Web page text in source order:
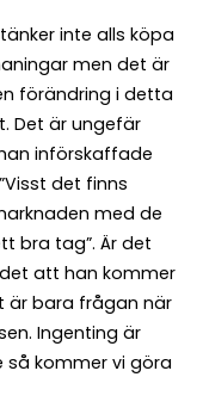
inte alls köpa
men det är
förändring i detta
Det är ungefär
införskaffade
det finns
med de
bra tag”. Är det
det att han kommer
är bara frågan när
Ingenting är
kommer vi göra